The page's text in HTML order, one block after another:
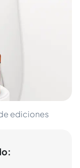
ediciones